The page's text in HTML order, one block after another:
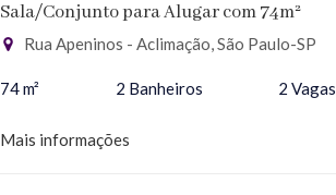
Sala/Conjunto para Alugar com 74m²
Rua Apeninos - Aclimação, São Paulo-SP
74 m² 2 Banheiros 2 Vagas
Mais informações